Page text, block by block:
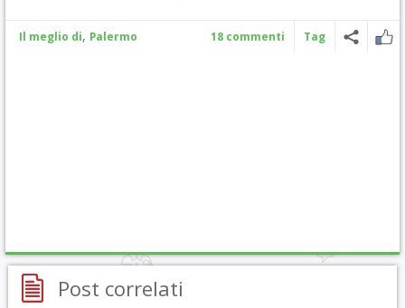
Il meglio di, Palermo 18 commenti Tag
Post correlati